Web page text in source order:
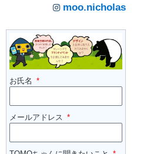
moo.nicholas
お氏名
メールアドレス